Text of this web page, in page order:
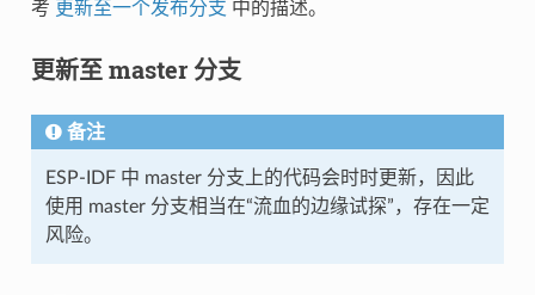
考 更新至一个发布分支 中的描述。
更新至 master 分支
备注
ESP-IDF 中 master 分支上的代码会时时更新，因此
使用 master 分支相当在“流血的边缘试探”，存在一定
风险。